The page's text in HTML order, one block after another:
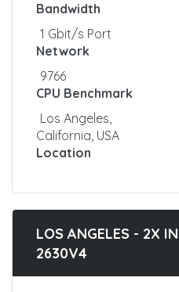
Bandwidth
1 Gbit/s Port
Network
9766
CPU Benchmark
Los Angeles,
California, USA
Location
LOS ANGELES - 2X
2630V4